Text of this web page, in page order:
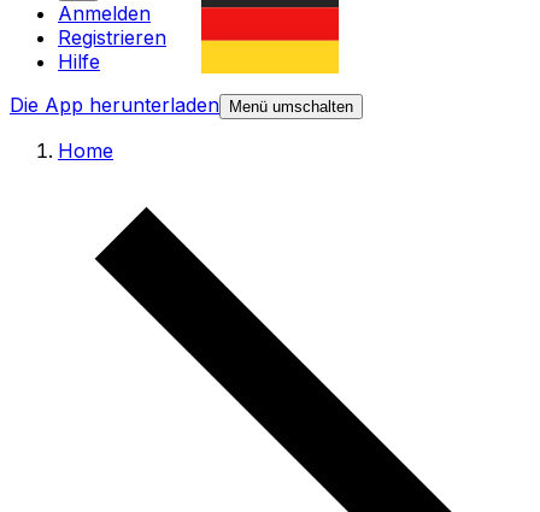
Anmelden
Registrieren
Hilfe
Die App herunterladen
Menü umschalten
Home